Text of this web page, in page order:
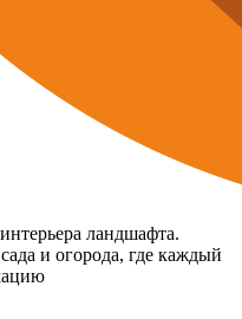
ландшафта.
и огорода, где каждый